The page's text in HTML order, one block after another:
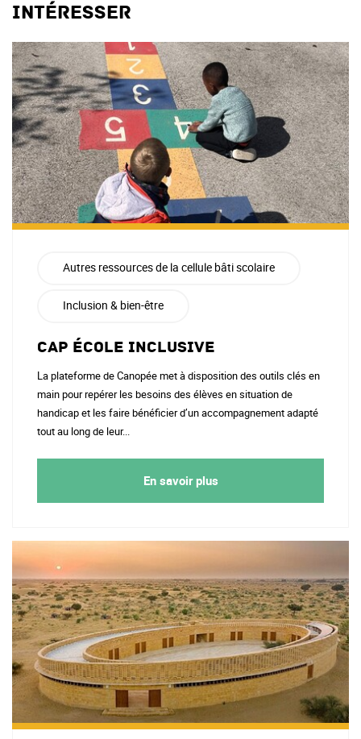
intéresser
Autres ressources de la cellule bâti scolaire
Inclusion & bien-être
Cap école inclusive
La plateforme de Canopée met à disposition des outils clés en
main pour repérer les besoins des élèves en situation de
handicap et les faire bénéficier d’un accompagnement adapté
tout au long de leur...
En savoir plus